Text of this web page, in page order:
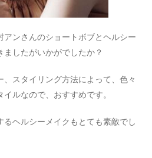
アンさんのショートボブとヘルシー
ましたがいかがでしたか？
スタイリング方法によって、色々
ルなので、おすすめです。
ヘルシーメイクもとても素敵でし